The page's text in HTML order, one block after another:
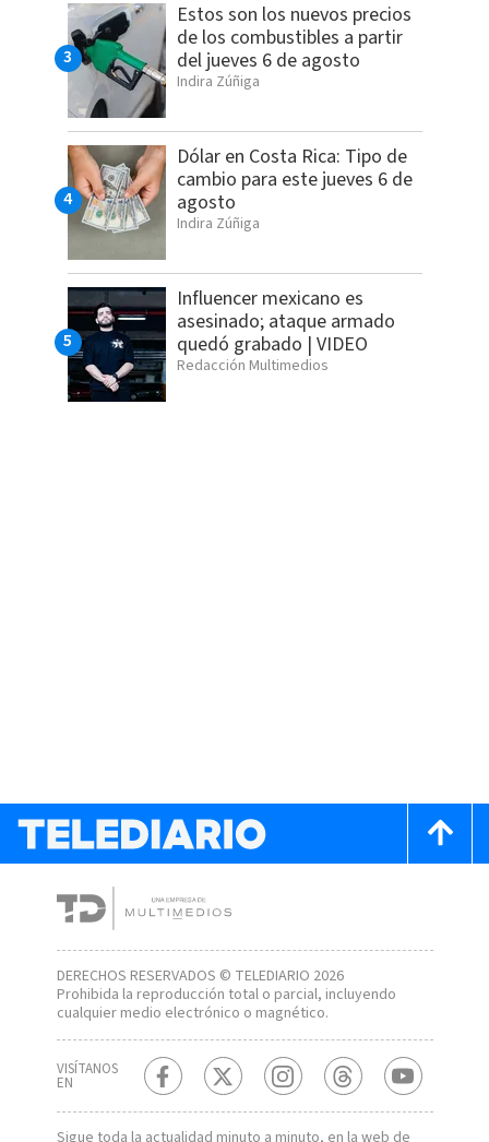
Estos son los nuevos precios
de los combustibles a partir
del jueves 6 de agosto
Indira Zúñiga
Dólar en Costa Rica: Tipo de
cambio para este jueves 6 de
agosto
Indira Zúñiga
Influencer mexicano es
asesinado; ataque armado
quedó grabado | VIDEO
Redacción Multimedios
DERECHOS RESERVADOS © TELEDIARIO 2026
Prohibida la reproducción total o parcial, incluyendo
cualquier medio electrónico o magnético.
VISÍTANOS
EN